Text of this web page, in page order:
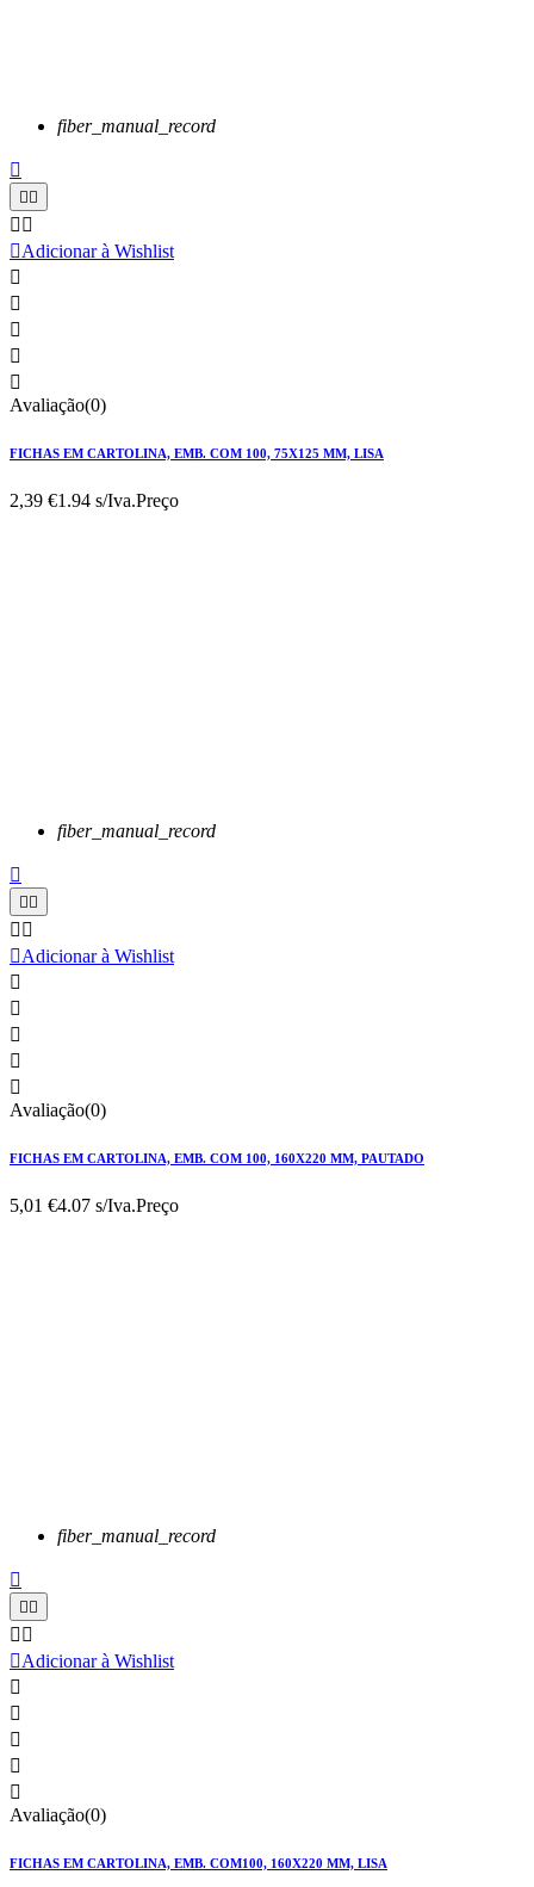
fiber_manual_record


 
Adicionar à Wishlist





Avaliação(0)
FICHAS EM CARTOLINA, EMB. COM 100, 75X125 MM, LISA
2,39 €1.94 s/Iva.Preço
fiber_manual_record


 
Adicionar à Wishlist





Avaliação(0)
FICHAS EM CARTOLINA, EMB. COM 100, 160X220 MM, PAUTADO
5,01 €4.07 s/Iva.Preço
fiber_manual_record


 
Adicionar à Wishlist





Avaliação(0)
FICHAS EM CARTOLINA, EMB. COM100, 160X220 MM, LISA